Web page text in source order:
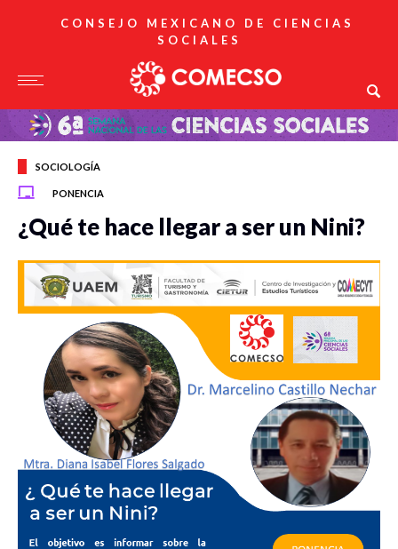
CONSEJO MEXICANO DE CIENCIAS
SOCIALES
SOCIOLOGÍA
PONENCIA
¿Qué te hace llegar a ser un Nini?